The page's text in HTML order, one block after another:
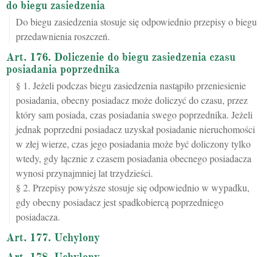
do biegu zasiedzenia
Do biegu zasiedzenia stosuje się odpowiednio przepisy o biegu
przedawnienia roszczeń.
Art. 176. Doliczenie do biegu zasiedzenia czasu
posiadania poprzednika
§ 1. Jeżeli podczas biegu zasiedzenia nastąpiło przeniesienie
posiadania, obecny posiadacz może doliczyć do czasu, przez
który sam posiada, czas posiadania swego poprzednika. Jeżeli
jednak poprzedni posiadacz uzyskał posiadanie nieruchomości
w złej wierze, czas jego posiadania może być doliczony tylko
wtedy, gdy łącznie z czasem posiadania obecnego posiadacza
wynosi przynajmniej lat trzydzieści.
§ 2. Przepisy powyższe stosuje się odpowiednio w wypadku,
gdy obecny posiadacz jest spadkobiercą poprzedniego
posiadacza.
Art. 177. Uchylony